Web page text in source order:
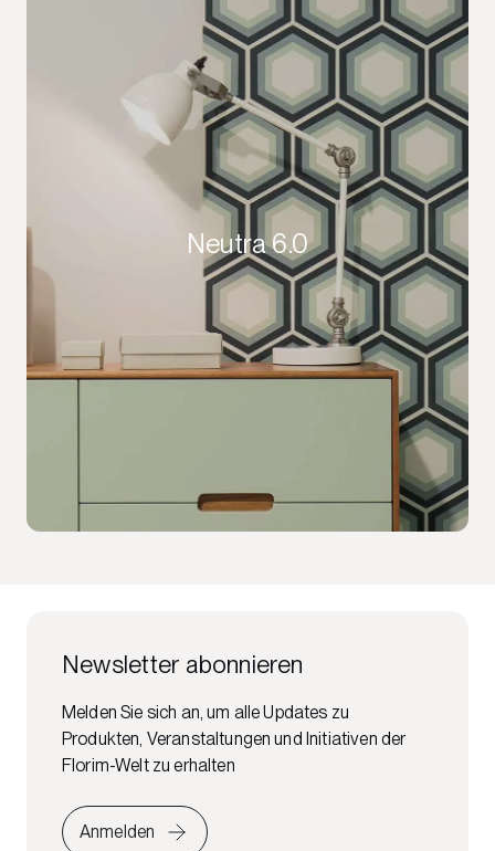
Neutra 6.0
Newsletter abonnieren
Melden Sie sich an, um alle Updates zu
Produkten, Veranstaltungen und Initiativen der
Florim-Welt zu erhalten
Anmelden